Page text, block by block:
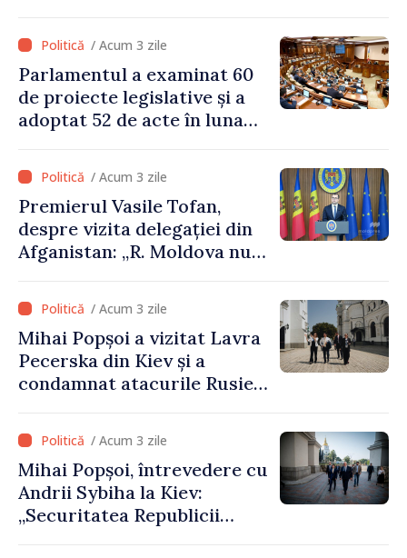
/ Acum 3 zile
Parlamentul a examinat 60
de proiecte legislative și a
adoptat 52 de acte în luna
/ Acum 3 zile
Premierul Vasile Tofan,
despre vizita delegației din
Afganistan: „R. Moldova nu
talibană. Aprobarea acestei
vizite a fost o eroare de
evaluare și de coordonare
instituțională”
/ Acum 3 zile
Mihai Popșoi a vizitat Lavra
Pecerska din Kiev și a
condamnat atacurile Rusiei
cultural al Ucrainei
/ Acum 3 zile
Mihai Popșoi, întrevedere cu
Andrii Sybiha la Kiev:
„Securitatea Republicii